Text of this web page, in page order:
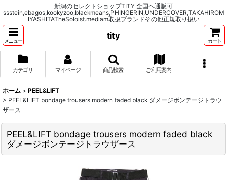
新潟のセレクトショップTITY 全国へ通販可
ssstein,ebagos,kookyzoo,blackmeans,PHINGERIN,UNDERCOVER,TAKAHIROM
IYASHITATheSoloist.mediam取扱ブランドその他正規取り扱い
メニュー
tity
カート
カテゴリ マイページ 商品検索 ご利用案内
ホーム > PEEL&LIFT
> PEEL&LIFT bondage trousers modern faded black ダメージボンテージトラウ
ザース
PEEL&LIFT bondage trousers modern faded black
ダメージボンテージトラウザース